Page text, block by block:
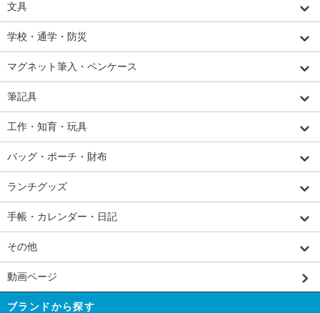
文具
学校・通学・防災
マグネット筆入・ペンケース
筆記具
工作・知育・玩具
バッグ・ポーチ・財布
ランチグッズ
手帳・カレンダー・日記
その他
動画ページ
ブランドから探す